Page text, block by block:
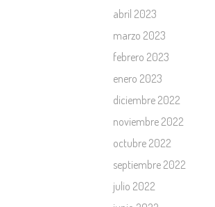
abril 2023
marzo 2023
febrero 2023
enero 2023
diciembre 2022
noviembre 2022
octubre 2022
septiembre 2022
julio 2022